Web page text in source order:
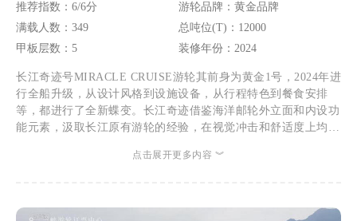
推荐指数：6/6分
游轮品牌：黄金品牌
满载人数：349
总吨位(T)：12000
甲板层数：5
装修年份：2024
长江奇迹号MIRACLE CRUISE游轮其前身为黄金1号，2024年进
行全船升级，从设计风格到设施设备，从行程特色到餐食安排
等，都进行了全新蝶变。长江奇迹借鉴海洋邮轮外立面和内设功
能元素，汲取长江原有游轮的经验，在视觉冲击和舒适度上均有
最宽的（达1.1米宽）。配套有休闲娱乐、商业购物、中西餐饮
沿岸的特色水果风味，又能补充满满的维C。长江奇迹首创【白
点击展开更多内容 ︾